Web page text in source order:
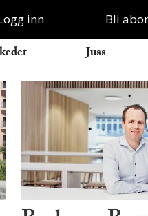
inn Bli
Juss